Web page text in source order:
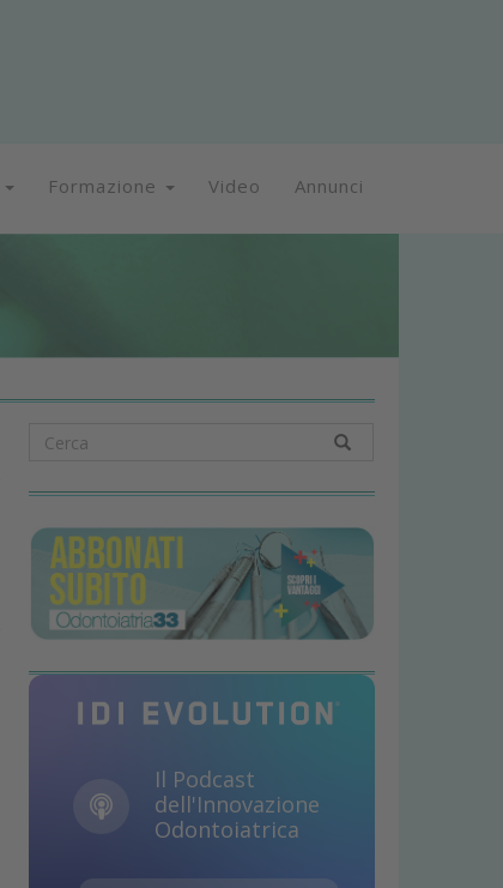
Formazione Video Annunci
Il Podcast
dell'Innovazione
Odontoiatrica